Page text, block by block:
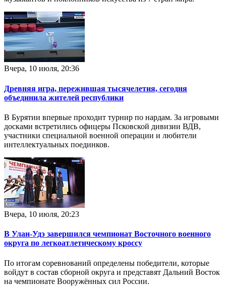
Вчера, 10 июля, 20:36
Древняя игра, пережившая тысячелетия, сегодня
объединила жителей республики
В Бурятии впервые проходит турнир по нардам. За игровыми
досками встретились офицеры Псковской дивизии ВДВ,
участники специальной военной операции и любители
интеллектуальных поединков.
Вчера, 10 июля, 20:23
В Улан-Удэ завершился чемпионат Восточного военного
округа по легкоатлетическому кроссу
По итогам соревнований определены победители, которые
войдут в состав сборной округа и представят Дальний Восток
на чемпионате Вооружённых сил России.